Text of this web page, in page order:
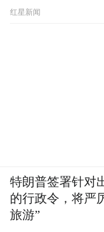
红星新闻
特朗普签署针对
的行政令，将严
旅游”